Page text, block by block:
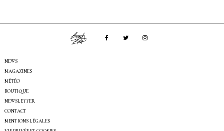
NEWS
MAGAZINES
MÉTÉO
BOUTIQUE
NEWSLETTER
CONTACT
MENTIONS LÉGALES